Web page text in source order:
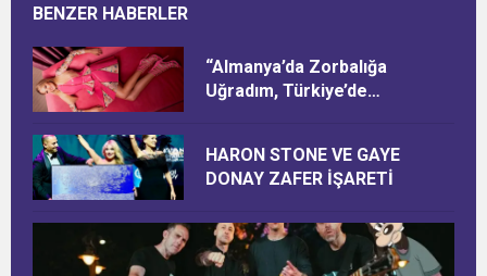
BENZER HABERLER
“Almanya’da Zorbalığa
Uğradım, Türkiye’de
HARON STONE VE GAYE
DONAY ZAFER İŞARETİ